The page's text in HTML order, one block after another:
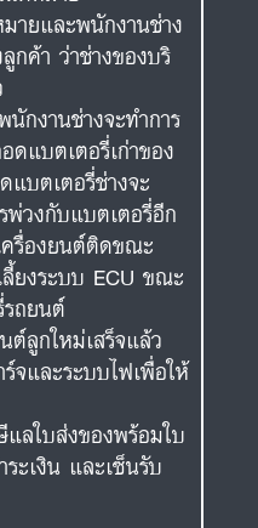
ายและพนักงานช่าง
กค้า ว่าช่างของบริ
กงานช่างจะทำการ
ดแบตเตอรี่เก่าของ
แบตเตอรี่ช่างจะ
พ่วงกับแบตเตอรี่อีก
ครื่องยนต์ติดขณะ
ลี้ยงระบบ ECU ขณะ
ถยนต์
ต์ลูกใหม่เสร็จแล้ว
จและระบบไฟเพื่อให้
ลใบส่งของพร้อมใบ
ระเงิน และเซ็นรับ